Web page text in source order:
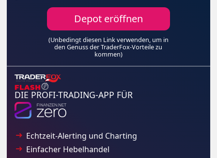
Depot eröffnen
(Unbedingt diesen Link verwenden, um in
den Genuss der TraderFox-Vorteile zu
kommen)
DIE PROFI-TRADING-APP FÜR
Echtzeit-Alerting und Charting
Einfacher Hebelhandel